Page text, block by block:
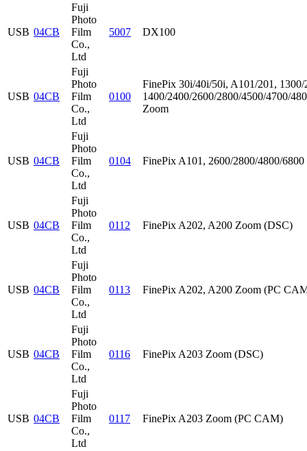
USB 04CB
Fuji
Photo
Film
Co.,
Ltd
5007 DX100
USB 04CB
Fuji
Photo
Film
Co.,
Ltd
0100
FinePix 30i/40i/50i, A101/201, 1300/
1400/2400/2600/2800/4500/4700/
Zoom
USB 04CB
Fuji
Photo
Film
Co.,
Ltd
0104 FinePix A101, 2600/2800/4800/
USB 04CB
Fuji
Photo
Film
Co.,
Ltd
0112 FinePix A202, A200 Zoom (DSC)
USB 04CB
Fuji
Photo
Film
Co.,
Ltd
0113 FinePix A202, A200 Zoom (PC
USB 04CB
Fuji
Photo
Film
Co.,
Ltd
0116 FinePix A203 Zoom (DSC)
USB 04CB
Fuji
Photo
Film
Co.,
Ltd
0117 FinePix A203 Zoom (PC CAM)